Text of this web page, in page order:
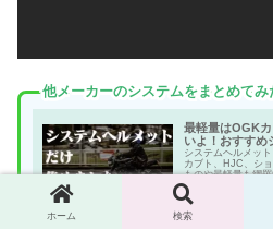
他メーカーのシステムをまとめて
最軽量はOGK
いよ！おすすめ
システムヘルメッ
カブト、HJC、シ
ものや最軽量も網
リットを知って素
oko-motorcycle.com
ホーム 検索